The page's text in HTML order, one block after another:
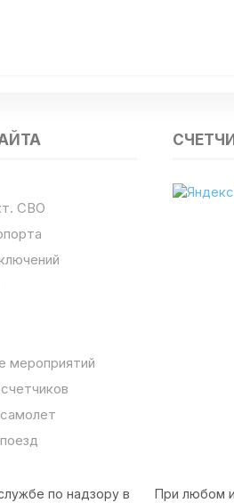
СВО
мероприятий
При любом
по надзору в